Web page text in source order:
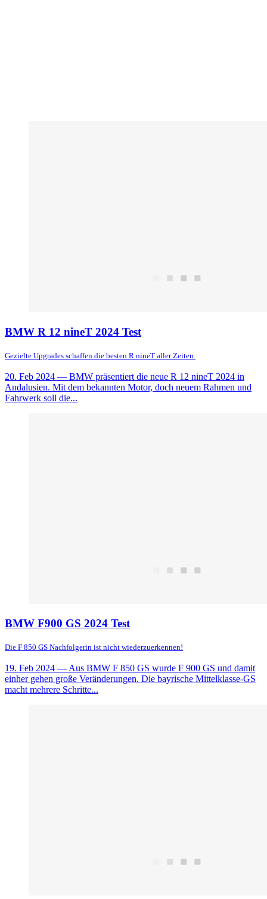
BMW R 12 nineT 2024 Test
Gezielte Upgrades schaffen die besten R nineT aller Zeiten.
20. Feb 2024 — BMW präsentiert die neue R 12 nineT 2024 in
Andalusien. Mit dem bekannten Motor, doch neuem Rahmen und
Fahrwerk soll die...
BMW F900 GS 2024 Test
Die F 850 GS Nachfolgerin ist nicht wiederzuerkennen!
19. Feb 2024 — Aus BMW F 850 GS wurde F 900 GS und damit
einher gehen große Veränderungen. Die bayrische Mittelklasse-GS
macht mehrere Schritte...